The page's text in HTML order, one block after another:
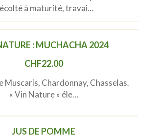
à maturité, travai…
: MUCHACHA 2024
CHF22.00
Muscaris, Chardonnay, Chasselas.
« Vin Nature » éle…
JUS DE POMME